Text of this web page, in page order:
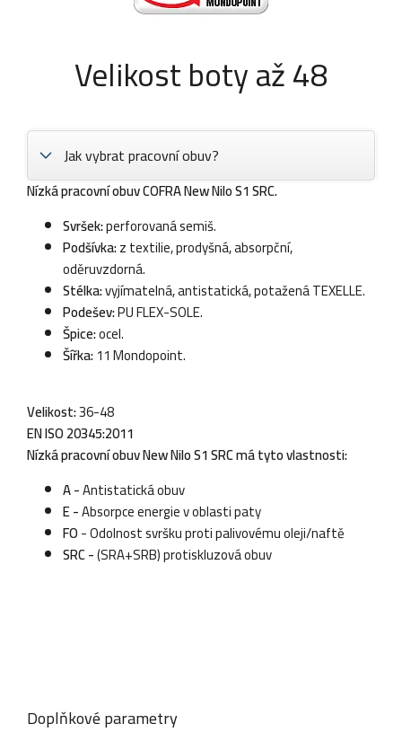
Velikost boty až 48
Jak vybrat pracovní obuv?
Nízká pracovní obuv COFRA New Nilo S1 SRC.
Svršek:perforovaná semiš.
Podšívka:z textilie, prodyšná, absorpční,
oděruvzdorná.
Stélka:vyjímatelná, antistatická, potažená TEXELLE.
Podešev:PU FLEX-SOLE.
Špice:ocel.
Šířka:11 Mondopoint.
Velikost:36-48
EN ISO 20345:2011
Nízká pracovní obuv New Nilo S1 SRC má tyto vlastnosti:
A -Antistatická obuv
E -Absorpce energie v oblasti paty
FO- Odolnost svršku proti palivovému oleji/naftě
SRC -(SRA+SRB) protiskluzová obuv
Doplňkové parametry